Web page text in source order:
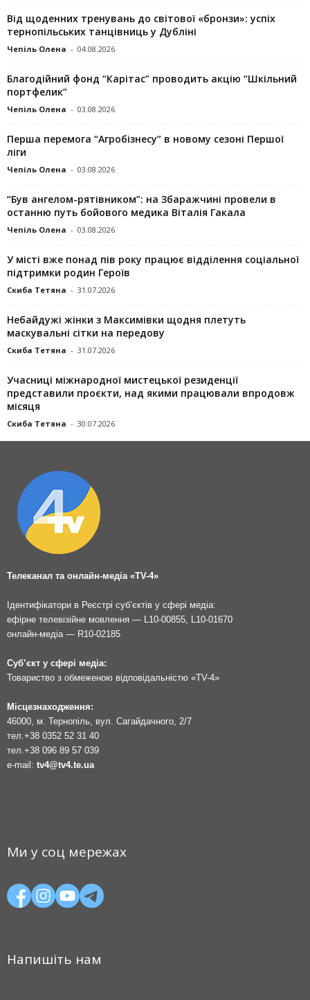
Від щоденних тренувань до світової «бронзи»: успіх
тернопільських танцівниць у Дубліні
Чепіль Олена - 04.08.2026
Благодійний фонд “Карітас” проводить акцію “Шкільний
портфелик”
Чепіль Олена - 03.08.2026
Перша перемога “Агробізнесу” в новому сезоні Першої
ліги
Чепіль Олена - 03.08.2026
“Був ангелом-рятівником”: на Збаражчині провели в
останню путь бойового медика Віталія Гакала
Чепіль Олена - 03.08.2026
У місті вже понад пів року працює відділення соціальної
підтримки родин Героїв
Скиба Тетяна - 31.07.2026
Небайдужі жінки з Максимівки щодня плетуть
маскувальні сітки на передову
Скиба Тетяна - 31.07.2026
Учасниці міжнародної мистецької резиденції
представили проєкти, над якими працювали впродовж
місяця
Скиба Тетяна - 30.07.2026
Телеканал та онлайн-медіа «TV-4»
Ідентифікатори в Реєстрі суб’єктів у сфері медіа:
ефірне телевізійне мовлення — L10-00855, L10-01670
онлайн-медіа — R10-02185
Суб’єкт у сфері медіа:
Товариство з обмеженою відповідальністю «TV-4»
Місцезнаходження:
46000, м. Тернопіль, вул. Сагайдачного, 2/7
тел.+38 0352 52 31 40
тел.+38 096 89 57 039
e-mail: tv4@tv4.te.ua
Ми у соц мережах
Напишіть нам